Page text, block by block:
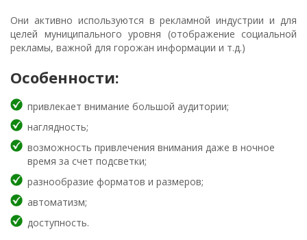
Они активно используются в рекламной индустрии и для
целей муниципального уровня (отображение социальной
рекламы, важной для горожан информации и т.д.)
Особенности:
привлекает внимание большой аудитории;
наглядность;
возможность привлечения внимания даже в ночное
время за счет подсветки;
разнообразие форматов и размеров;
автоматизм;
доступность.